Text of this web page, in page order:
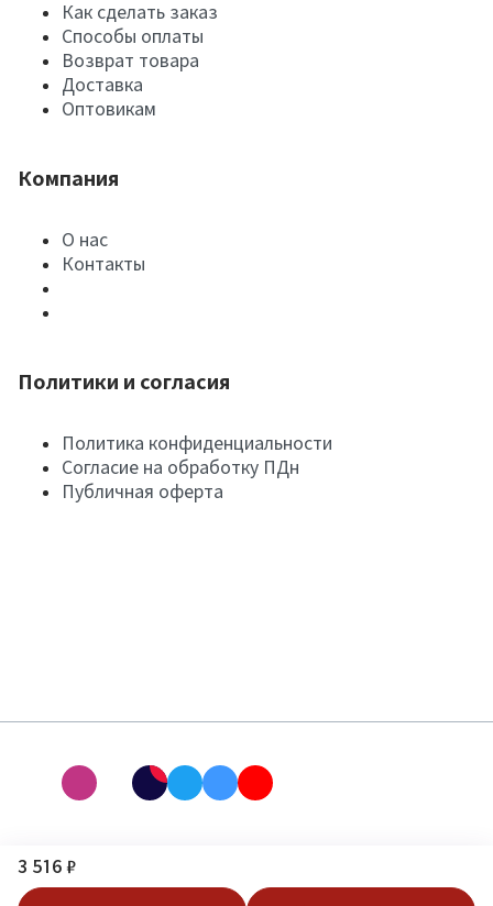
3 516 ₽
Как сделать заказ
Способы оплаты
Возврат товара
Доставка
Оптовикам
Компания
О нас
Контакты
Политики и согласия
Политика конфиденциальности
Согласие на обработку ПДн
Публичная оферта